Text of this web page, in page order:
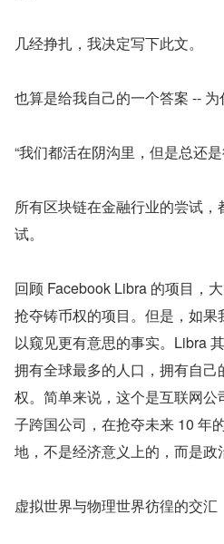
几经挣扎，我决定写下此文。
也算是给我自己的一个答案 -- 为
“我们都活在阴沟里，但是总还
所有区块链在金融行业的尝试
试。
回顾 Facebook Libra 的项目，
抢夺铸币权的项目。但是，如
以窥见更有意思的事实。Libra
拥有全球最多的人口，拥有自
权。简单来说，这个是互联网
子跨国公司，在抢夺未来 10 年
地，不是经济意义上的，而是政
虚拟世界与物理世界彷徨的交汇